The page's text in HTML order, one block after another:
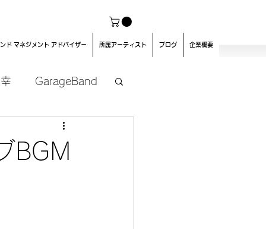
ド マネジメント アドバイザー 所属アーティスト ブログ 企業概要
GarageBand
BGM